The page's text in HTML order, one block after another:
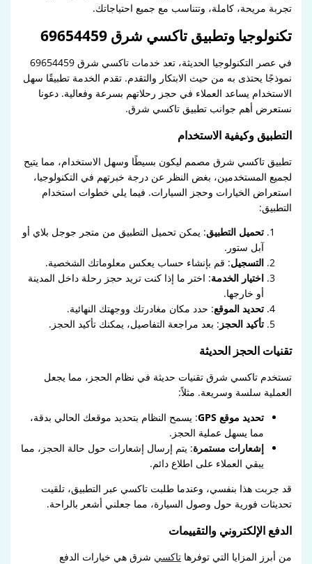
تجربة مريحة، كاملة، وتتناسب مع جميع احتياجاتك.
تكنولوجيا وتطبيق تاكسي شرق 69654459
في عصر التكنولوجيا الحديثة، تعد خدمات تاكسي شرق 69654459
نموذجًا يحتذى به من حيث الابتكار والتقدم. تقدم الخدمة تطبيقًا سهل
الاستخدام يساعد العملاء في حجز رحلاتهم بسرعة وفعالية. دعونا
نستعرض أهم جوانب تطبيق تاكسي شرق.
التطبيق وكيفية الاستخدام
تطبيق تاكسي شرق مصمم ليكون بسيطًا وسهل الاستخدام، مما يتيح
لجميع المستخدمين، بغض النظر عن درجة خبرتهم في التكنولوجيا،
استعراض الخيارات وحجز السيارات. فيما يلي خطوات استخدام
التطبيق:
تحميل التطبيق: يمكن تحميل التطبيق من متجر جوجل بلاي أو
آبل ستور.
التسجيل: قم بإنشاء حساب يعكس معلوماتك الشخصية.
اختيار الخدمة: اختر ما إذا كنت تريد حجز رحلة داخل المدينة
أو خارجها.
تحديد الموقع: حدد مكان مغادرتك ووجهتك النهائية.
تأكيد الحجز : بعد مراجعة التفاصيل، يمكنك تأكيد الحجز.
تقنيات الحجز الحديثة
تستخدم تاكسي شرق تقنيات حديثة في نظام الحجز، مما يجعل
العملية سلسة وسريعة. مثلاً:
تحديد موقع GPS
: يسمح النظام بتحديد موقعك الحالي بدقة،
مما يسهل عملية الحجز.
إشعارات مستمرة: يتم إرسال إشعارات حول حالة الحجز، مما
يبقي العملاء على اطلاع دائم.
قد جربت هذا بنفسي، وعندما طلبت تاكسي عبر التطبيق، تلقيت
تحديثات فورية حول وصول السيارة، مما جعلني أشعر بالراحة.
الدفع الإلكتروني والتقييمات
من أبرز المزايا التي توفرهاتاكسي شرق هي خيارات الدفع